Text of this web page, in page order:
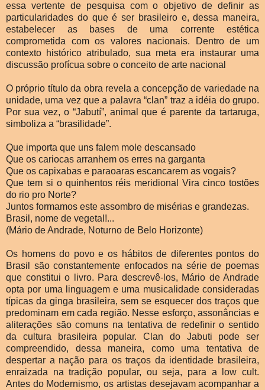
essa vertente de pesquisa com o objetivo de definir as
particularidades do que é ser brasileiro e, dessa maneira,
estabelecer as bases de uma corrente estética
comprometida com os valores nacionais. Dentro de um
contexto histórico atribulado, sua meta era instaurar uma
discussão profícua sobre o conceito de arte nacional
O próprio título da obra revela a concepção de variedade na
unidade, uma vez que a palavra “clan” traz a idéia do grupo.
Por sua vez, o “Jabutí”, animal que é parente da tartaruga,
simboliza a “brasilidade”.
Que importa que uns falem mole descansado
Que os cariocas arranhem os erres na garganta
Que os capixabas e paraoaras escancarem as vogais?
Que tem si o quinhentos réis meridional Vira cinco tostões
do rio pro Norte?
Juntos formamos este assombro de misérias e grandezas.
Brasil, nome de vegetal!...
(Mário de Andrade, Noturno de Belo Horizonte)
Os homens do povo e os hábitos de diferentes pontos do
Brasil são constantemente enfocados na série de poemas
que constitui o livro. Para descrevê-los, Mário de Andrade
opta por uma linguagem e uma musicalidade consideradas
típicas da ginga brasileira, sem se esquecer dos traços que
predominam em cada região. Nesse esforço, assonâncias e
aliterações são comuns na tentativa de redefinir o sentido
da cultura brasileira popular. Clan do Jabuti pode ser
compreendido, dessa maneira, como uma tentativa de
despertar a nação para os traços da identidade brasileira,
enraizada na tradição popular, ou seja, para a low cult.
Antes do Modernismo, os artistas desejavam acompanhar a